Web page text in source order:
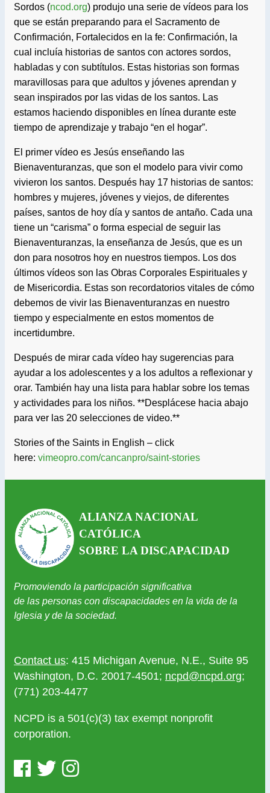
Sordos (ncod.org) produjo una serie de vídeos para los
que se están preparando para el Sacramento de
Confirmación, Fortalecidos en la fe: Confirmación, la
cual incluía historias de santos con actores sordos,
habladas y con subtítulos. Estas historias son formas
maravillosas para que adultos y jóvenes aprendan y
sean inspirados por las vidas de los santos. Las
estamos haciendo disponibles en línea durante este
tiempo de aprendizaje y trabajo “en el hogar”.
El primer vídeo es Jesús enseñando las
Bienaventuranzas, que son el modelo para vivir como
vivieron los santos. Después hay 17 historias de santos:
hombres y mujeres, jóvenes y viejos, de diferentes
países, santos de hoy día y santos de antaño. Cada una
tiene un “carisma” o forma especial de seguir las
Bienaventuranzas, la enseñanza de Jesús, que es un
don para nosotros hoy en nuestros tiempos. Los dos
últimos vídeos son las Obras Corporales Espirituales y
de Misericordia. Estas son recordatorios vitales de cómo
debemos de vivir las Bienaventuranzas en nuestro
tiempo y especialmente en estos momentos de
incertidumbre.
Después de mirar cada vídeo hay sugerencias para
ayudar a los adolescentes y a los adultos a reflexionar y
orar. También hay una lista para hablar sobre los temas
y actividades para los niños. **Desplácese hacia abajo
para ver las 20 selecciones de video.**
Stories of the Saints in English – click
here: vimeopro.com/cancanpro/saint-stories
ALIANZA NACIONAL
CATÓLICA
SOBRE LA DISCAPACIDAD
Promoviendo la participación significativa
de las personas con discapacidades en la vida de la
Iglesia y de la sociedad.
Contact us: 415 Michigan Avenue, N.E., Suite 95
Washington, D.C. 20017-4501; ncpd@ncpd.org;
(771) 203-4477
NCPD is a 501(c)(3) tax exempt nonprofit
corporation.